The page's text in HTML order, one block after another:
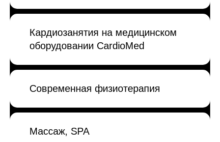
Кардиозанятия на медицинском
оборудовании CardioMed
Современная физиотерапия
Массаж, SPA